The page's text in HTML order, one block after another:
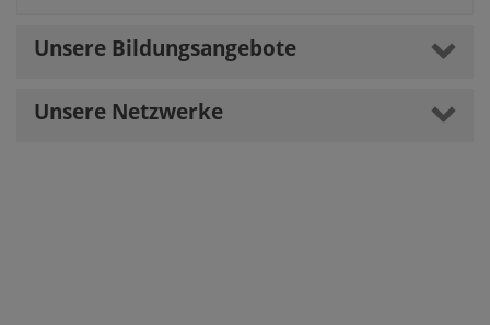
Unsere Bildungsangebote
Unsere Netzwerke